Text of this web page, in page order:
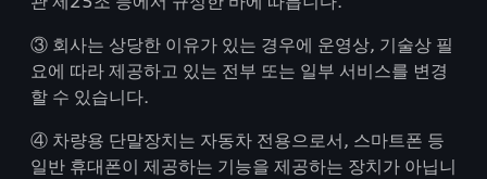
③ 회사는 상당한 이유가 있는 경우에 운영상, 기술상 필
요에 따라 제공하고 있는 전부 또는 일부 서비스를 변경
할 수 있습니다.
④ 차량용 단말장치는 자동차 전용으로서, 스마트폰 등
일반 휴대폰이 제공하는 기능을 제공하는 장치가 아닙니